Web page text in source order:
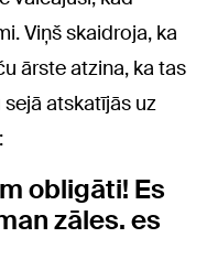
Viņš skaidroja, ka
ārste atzina, ka tas
atskatījās uz
obligāti! Es
zāles. es